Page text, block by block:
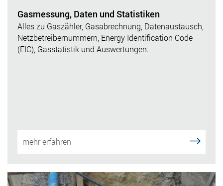
Gasmessung, Daten und Statistiken
Alles zu Gaszähler, Gasabrechnung, Datenaustausch,
Netzbetreibernummern, Energy Identification Code
(EIC), Gasstatistik und Auswertungen.
mehr erfahren